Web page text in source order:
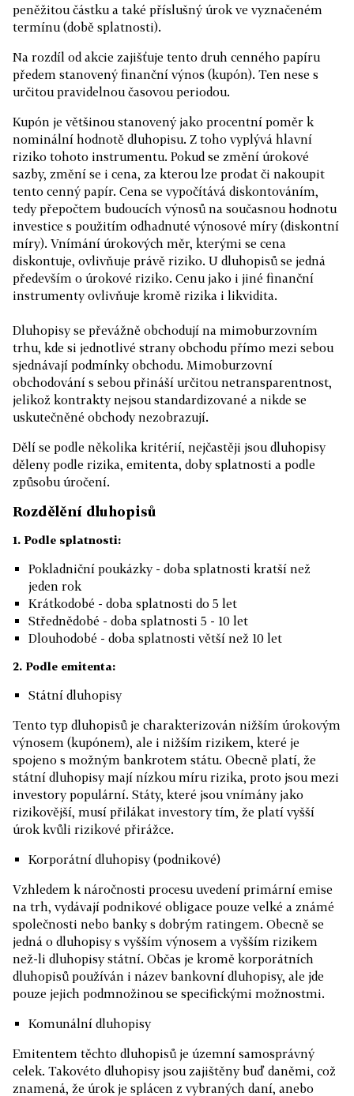
peněžitou částku a také příslušný úrok ve vyznačeném
termínu (době splatnosti).
Na rozdíl od akcie zajišťuje tento druh cenného papíru
předem stanovený finanční výnos (kupón). Ten nese s
určitou pravidelnou časovou periodou.
Kupón je většinou stanovený jako procentní poměr k
nominální hodnotě dluhopisu. Z toho vyplývá hlavní
riziko tohoto instrumentu. Pokud se změní úrokové
sazby, změní se i cena, za kterou lze prodat či nakoupit
tento cenný papír. Cena se vypočítává diskontováním,
tedy přepočtem budoucích výnosů na současnou hodnotu
investice s použitím odhadnuté výnosové míry (diskontní
míry). Vnímání úrokových měr, kterými se cena
diskontuje, ovlivňuje právě riziko. U dluhopisů se jedná
především o úrokové riziko. Cenu jako i jiné finanční
instrumenty ovlivňuje kromě rizika i likvidita.
Dluhopisy se převážně obchodují na mimoburzovním
trhu, kde si jednotlivé strany obchodu přímo mezi sebou
sjednávají podmínky obchodu. Mimoburzovní
obchodování s sebou přináší určitou netransparentnost,
jelikož kontrakty nejsou standardizované a nikde se
uskutečněné obchody nezobrazují.
Dělí se podle několika kritérií, nejčastěji jsou dluhopisy
děleny podle rizika, emitenta, doby splatnosti a podle
způsobu úročení.
Rozdělění dluhopisů
1. Podle splatnosti:
Pokladniční poukázky - doba splatnosti kratší než
jeden rok
Krátkodobé - doba splatnosti do 5 let
Střednědobé - doba splatnosti 5 - 10 let
Dlouhodobé - doba splatnosti větší než 10 let
2. Podle emitenta:
Státní dluhopisy
Tento typ dluhopisů je charakterizován nižším úrokovým
výnosem (kupónem), ale i nižším rizikem, které je
spojeno s možným bankrotem státu. Obecně platí, že
státní dluhopisy mají nízkou míru rizika, proto jsou mezi
investory populární. Státy, které jsou vnímány jako
rizikovější, musí přilákat investory tím, že platí vyšší
úrok kvůli rizikové přirážce.
Korporátní dluhopisy (podnikové)
Vzhledem k náročnosti procesu uvedení primární emise
na trh, vydávají podnikové obligace pouze velké a známé
společnosti nebo banky s dobrým ratingem. Obecně se
jedná o dluhopisy s vyšším výnosem a vyšším rizikem
než-li dluhopisy státní. Občas je kromě korporátních
dluhopisů používán i název bankovní dluhopisy, ale jde
pouze jejich podmnožinou se specifickými možnostmi.
Komunální dluhopisy
Emitentem těchto dluhopisů je územní samosprávný
celek. Takovéto dluhopisy jsou zajištěny buď daněmi, což
znamená, že úrok je splácen z vybraných daní, anebo